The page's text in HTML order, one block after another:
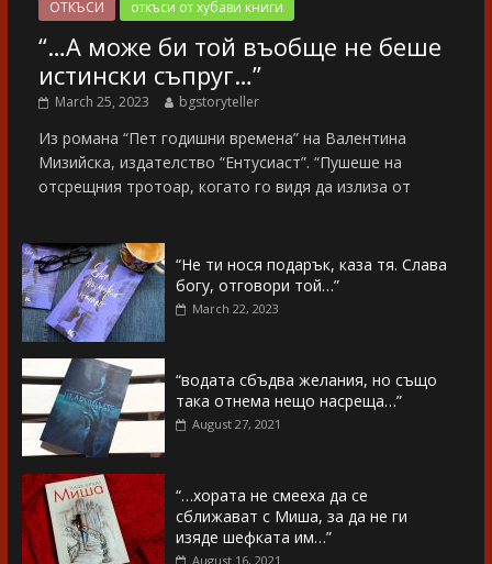
ОТКЪСИ откъси от хубави книги
“…А може би той въобще не беше
истински съпруг…”
March 25, 2023 bgstoryteller
Из романа “Пет годишни времена” на Валентина
Мизийска, издателство “Ентусиаст”. “Пушеше на
отсрещния тротоар, когато го видя да излиза от
“Не ти нося подарък, каза тя. Слава
богу, отговори той…”
March 22, 2023
“водата сбъдва желания, но също
така отнема нещо насреща…”
August 27, 2021
“…хората не смееха да се
сближават с Миша, за да не ги
изяде шефката им…”
August 16, 2021